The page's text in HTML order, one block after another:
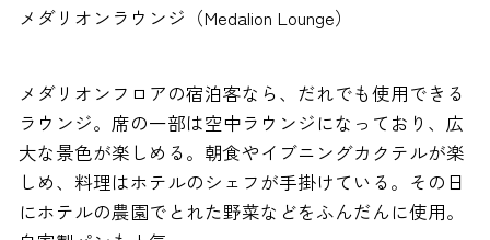
メダリオンラウンジ（Medalion Lounge）
メダリオンフロアの宿泊客なら、だれでも使用できる
ラウンジ。席の一部は空中ラウンジになっており、広
大な景色が楽しめる。朝食やイブニングカクテルが楽
しめ、料理はホテルのシェフが手掛けている。その日
にホテルの農園でとれた野菜などをふんだんに使用。